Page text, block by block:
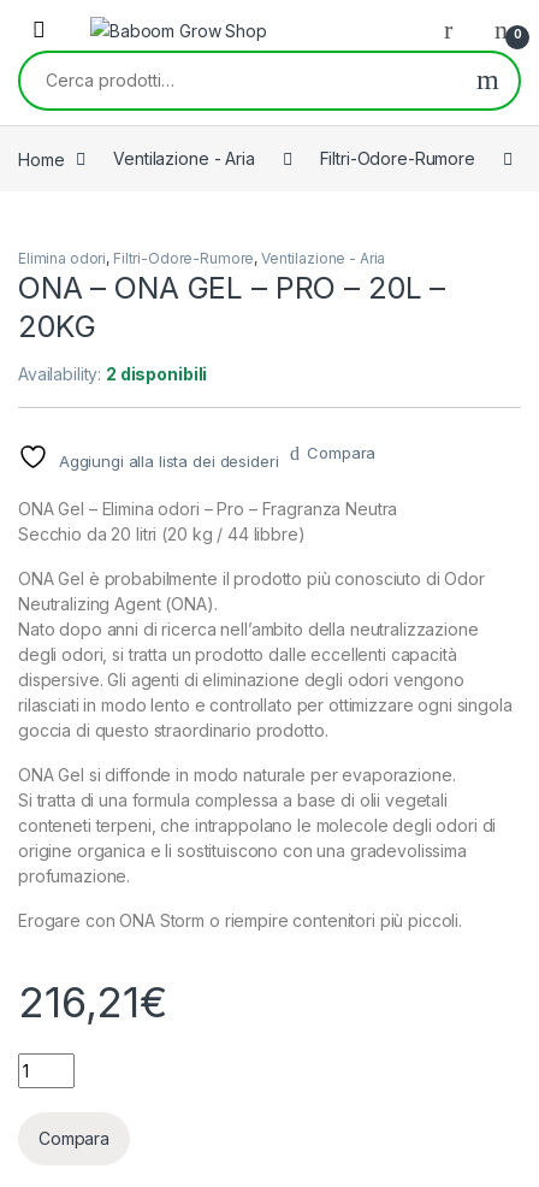
Skip to navigation
Skip to content
0
Cerca:
Home Ventilazione - Aria Filtri-Odore-Rumore
Elimina odori, Filtri-Odore-Rumore, Ventilazione - Aria
ONA – ONA GEL – PRO – 20L –
20KG
Availability: 2 disponibili
Aggiungi alla lista dei desideri Compara
ONA Gel – Elimina odori – Pro – Fragranza Neutra
Secchio da 20 litri (20 kg / 44 libbre)
ONA Gel è probabilmente il prodotto più conosciuto di Odor
Neutralizing Agent (ONA).
Nato dopo anni di ricerca nell’ambito della neutralizzazione
degli odori, si tratta un prodotto dalle eccellenti capacità
dispersive. Gli agenti di eliminazione degli odori vengono
rilasciati in modo lento e controllato per ottimizzare ogni singola
goccia di questo straordinario prodotto.
ONA Gel si diffonde in modo naturale per evaporazione.
Si tratta di una formula complessa a base di olii vegetali
conteneti terpeni, che intrappolano le molecole degli odori di
origine organica e li sostituiscono con una gradevolissima
profumazione.
Erogare con ONA Storm o riempire contenitori più piccoli.
216,21€
ONA - ONA GEL - PRO - 20L - 20KG quantity
Compara